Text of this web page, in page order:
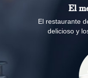
El
El restaurante
delicioso y